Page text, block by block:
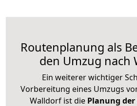
Routenplanung als
den Umzug nach
Ein weiterer wichtiger
Vorbereitung eines Umzugs
Walldorf ist die Planung